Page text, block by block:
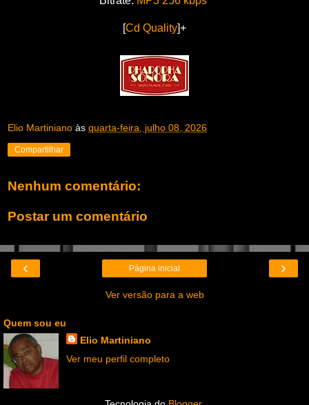
[Cd Quality]+
Elio Martiniano às quarta-feira, julho 08, 2026
Compartilhar
Nenhum comentário:
Postar um comentário
‹ ›
Página inicial
Ver versão para a web
Quem sou eu
Elio Martiniano
Ver meu perfil completo